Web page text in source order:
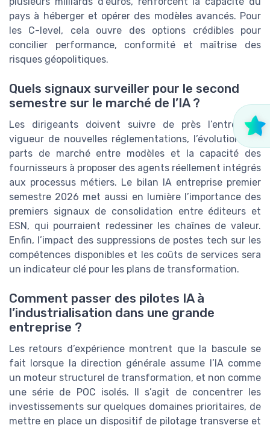
pays à héberger et opérer des modèles avancés. Pour
les C-level, cela ouvre des options crédibles pour
concilier performance, conformité et maîtrise des
risques géopolitiques.
Quels signaux surveiller pour le second
semestre sur le marché de l’IA ?
Les dirigeants doivent suivre de près l’entrée en
vigueur de nouvelles réglementations, l’évolution des
parts de marché entre modèles et la capacité des
fournisseurs à proposer des agents réellement intégrés
aux processus métiers. Le bilan IA entreprise premier
semestre 2026 met aussi en lumière l’importance des
premiers signaux de consolidation entre éditeurs et
ESN, qui pourraient redessiner les chaînes de valeur.
Enfin, l’impact des suppressions de postes tech sur les
compétences disponibles et les coûts de services sera
un indicateur clé pour les plans de transformation.
Comment passer des pilotes IA à
l’industrialisation dans une grande
entreprise ?
Les retours d’expérience montrent que la bascule se
fait lorsque la direction générale assume l’IA comme
un moteur structurel de transformation, et non comme
une série de POC isolés. Il s’agit de concentrer les
investissements sur quelques domaines prioritaires, de
mettre en place un dispositif de pilotage transverse et